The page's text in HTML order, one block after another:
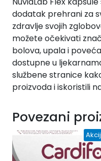
dodatak prehrani za
zdravlje svojih
možete očekivati
bolova, upala i
dostupne u
službene stranice
proizvoda i iskoristili
Povezani